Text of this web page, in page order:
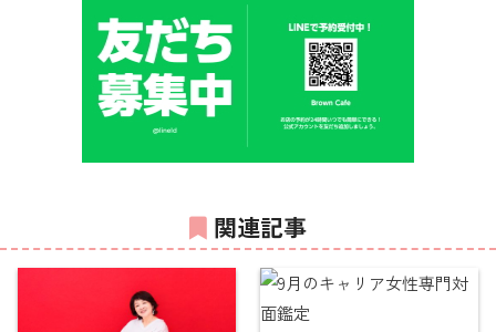
関連記事